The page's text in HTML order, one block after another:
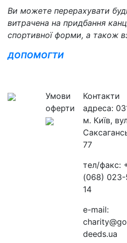
Ви можете перерахувати
витрачена на придбання
спортивної форми, а також
ДОПОМОГТИ
Умови
оферти
Контакти
адреса:
м. Київ,
77
тел/факс:
(068) 023-
14
e-mail:
deeds.ua